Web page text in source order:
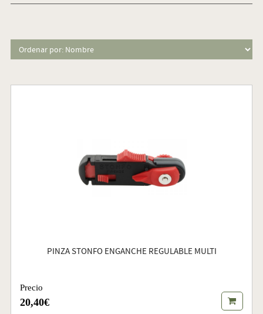
PINZA STONFO ENGANCHE REGULABLE MULTI
Precio
20,40€